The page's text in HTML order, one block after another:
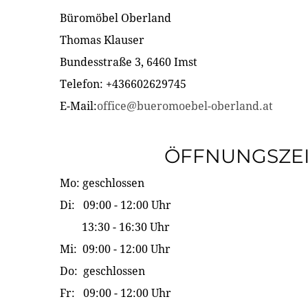
Büromöbel Oberland
Thomas Klauser
Bundesstraße 3, 6460 Imst
Telefon: +436602629745
E-Mail:office@bueromoebel-oberland.at
Mo: geschlossen
Di: 09:00 - 12:00 Uhr
13:30 - 16:30 Uhr
Mi: 09:00 - 12:00 Uhr
Do: geschlossen
Fr: 09:00 - 12:00 Uhr